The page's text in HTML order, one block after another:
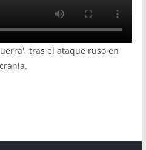
tras el ataque ruso en